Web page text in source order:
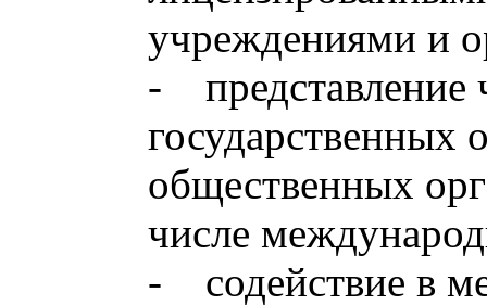
учреждениями и
- представление
государственных
общественных
числе
- содействие в